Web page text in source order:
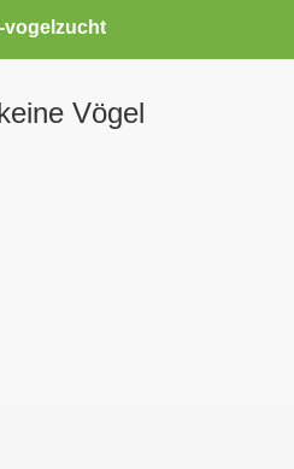
vogelzucht
Vögel